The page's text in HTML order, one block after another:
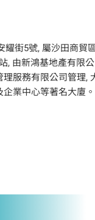
耀街5號, 屬沙田商貿
, 由新鴻基地產有限
服務有限公司管理,
業中心等著名大廈。